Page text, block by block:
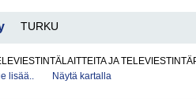
TURKU
JA
lisää..
Näytä kartalla